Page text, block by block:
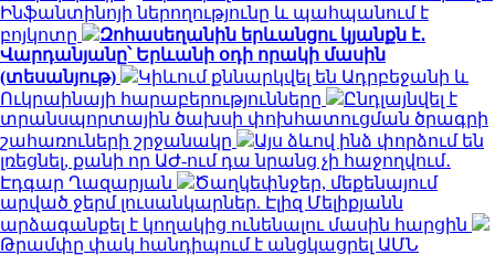
Ինֆանտինոյի ներողությունը և պահպանում է
բոյկոտը
Զոհասեղանին երևանցու կյանքն է․
Վարդանյանը՝ Երևանի օդի որակի մասին
(տեսանյութ)
Կիևում քննարկվել են Ադրբեջանի և
Ուկրաինայի հարաբերությունները
Ընդլայնվել է
տրանսպորտային ծախսի փոխհատուցման ծրագրի
շահառուների շրջանակը
Այս ձևով ինձ փորձում են
լռեցնել, քանի որ ԱԺ-ում դա նրանց չի հաջողվում․
Էդգար Ղազարյան
Ծաղկեփնջեր, մեքենայում
արված ջերմ լուսանկարներ. Էլիզ Մելիքյանն
արձագանքել է կողակից ունենալու մասին հարցին
Թրամփը փակ հանդիպում է անցկացրել ԱՄՆ